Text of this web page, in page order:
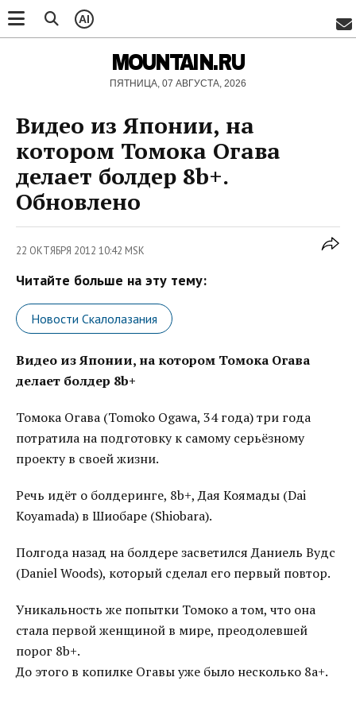
AI
MOUNTAIN.RU
ПЯТНИЦА, 07 АВГУСТА, 2026
Видео из Японии, на
котором Томока Огава
делает болдер 8b+.
Обновлено
22 ОКТЯБРЯ 2012 10:42 MSK
Читайте больше на эту тему:
Новости Скалолазания
Видео из Японии, на котором Томока Огава
делает болдер 8b+
Томока Огава (Tomoko Ogawa, 34 года) три года
потратила на подготовку к самому серьёзному
проекту в своей жизни.
Речь идёт о болдеринге, 8b+, Дая Коямады (Dai
Koyamada) в Шиобаре (Shiobara).
Полгода назад на болдере засветился Даниель Вудс
(Daniel Woods), который сделал его первый повтор.
Уникальность же попытки Томоко а том, что она
стала первой женщиной в мире, преодолевшей
порог 8b+.
До этого в копилке Огавы уже было несколько 8а+.